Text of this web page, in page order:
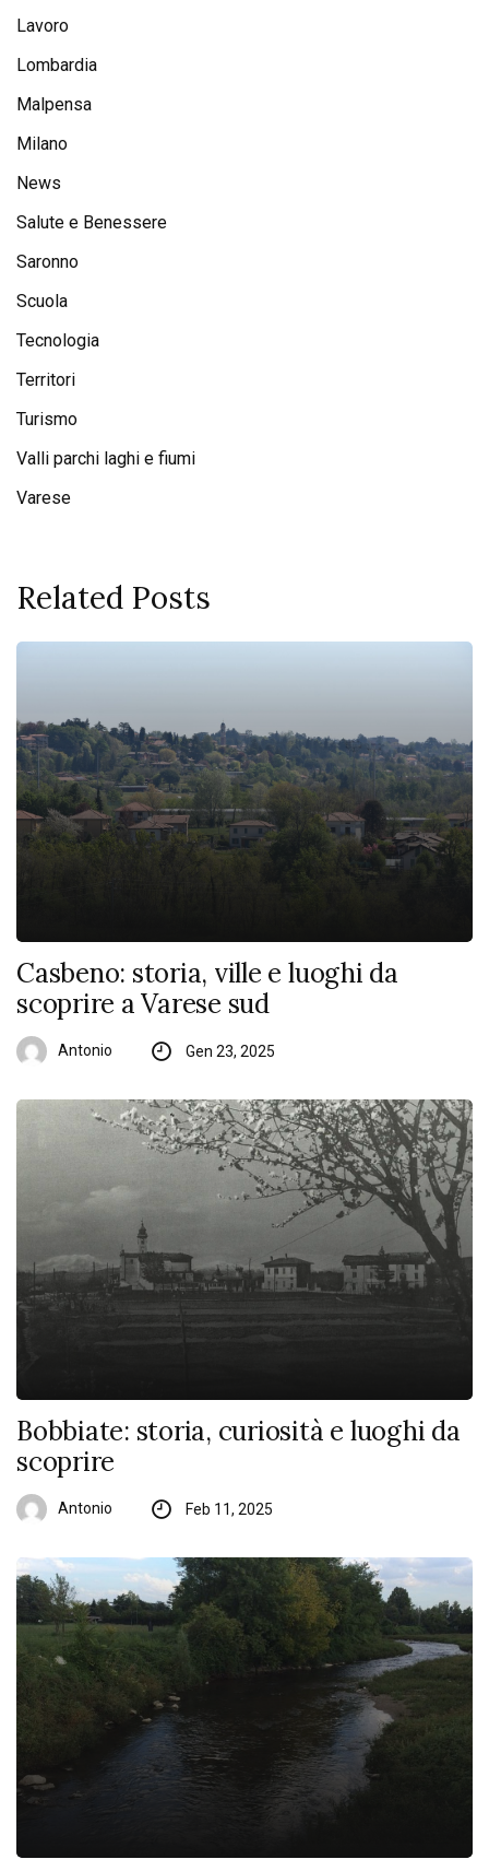
Lavoro
Lombardia
Malpensa
Milano
News
Salute e Benessere
Saronno
Scuola
Tecnologia
Territori
Turismo
Valli parchi laghi e fiumi
Varese
Related Posts
Casbeno: storia, ville e luoghi da
scoprire a Varese sud
Antonio Gen 23, 2025
Bobbiate: storia, curiosità e luoghi da
scoprire
Antonio Feb 11, 2025